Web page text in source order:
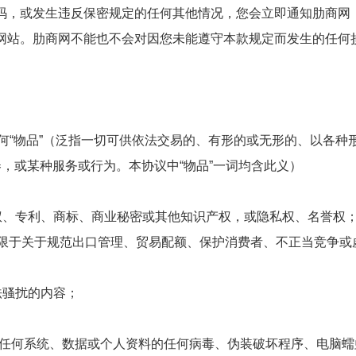
或发生违反保密规定的任何其他情况，您会立即通知肋商网
。肋商网不能也不会对因您未能遵守本款规定而发生的任何
“物品”（泛指一切可供依法交易的、有形的或无形的、以各种
某种服务或行为。本协议中“物品”一词均含此义）
专利、商标、商业秘密或其他知识产权，或隐私权、名誉权
于关于规范出口管理、贸易配额、保护消费者、不正当竞争或
扰的内容；
何系统、数据或个人资料的任何病毒、伪装破坏程序、电脑